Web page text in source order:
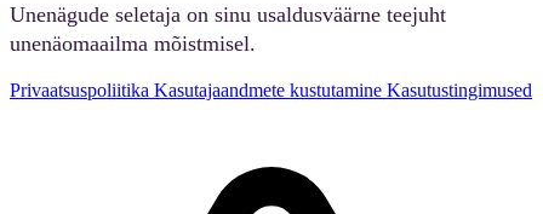
Unenägude seletaja on sinu usaldusväärne teejuht
unenäomaailma mõistmisel.
Privaatsuspoliitika Kasutajaandmete kustutamine Kasutustingimused